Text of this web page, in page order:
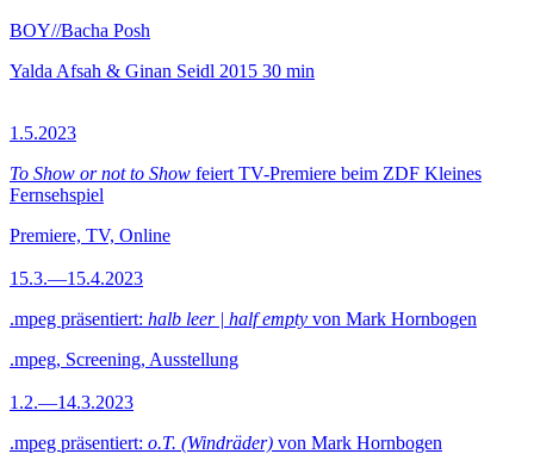
BOY//Bacha Posh
Yalda Afsah & Ginan Seidl 2015 30 min
1.5.2023
To Show or not to Show feiert TV-Premiere beim ZDF Kleines
Fernsehspiel
Premiere, TV, Online
15.3.—15.4.2023
.mpeg präsentiert: halb leer | half empty von Mark Hornbogen
.mpeg, Screening, Ausstellung
1.2.—14.3.2023
.mpeg präsentiert: o.T. (Windräder) von Mark Hornbogen